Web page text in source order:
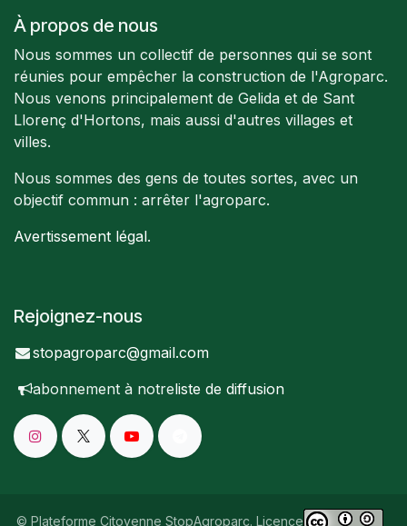
À propos de nous
Nous sommes un collectif de personnes qui se sont
réunies pour empêcher la construction de l'Agroparc.
Nous venons principalement de Gelida et de Sant
Llorenç d'Hortons, mais aussi d'autres villages et
villes.
Nous sommes des gens de toutes sortes, avec un
objectif commun : arrêter l'agroparc.
Avertissement légal.
Rejoignez-nous
stopagroparc@gmail.com
abonnement à notreliste de diffusion
© Plateforme Citoyenne StopAgroparc. Licence